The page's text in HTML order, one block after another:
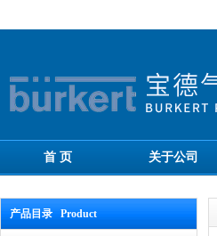
首 页 关于公司
产品目录 Product